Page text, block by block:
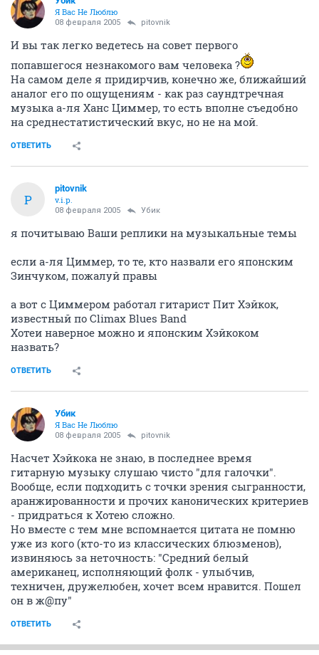
Я Вас Не Люблю
08 февраля 2005 pitovnik
И вы так легко ведетесь на совет первого
попавшегося незнакомого вам человека ?
На самом деле я придирчив, конечно же, ближайший
аналог его по ощущениям - как раз саундтречная
музыка а-ля Ханс Циммер, то есть вполне съедобно
на среднестатистический вкус, но не на мой.
ОТВЕТИТЬ
P
pitovnik
v.i.p.
08 февраля 2005 Убик
я почитываю Ваши реплики на музыкальные темы
если а-ля Циммер, то те, кто назвали его японским
Зинчуком, пожалуй правы
а вот с Циммером работал гитарист Пит Хэйкок,
известный по Climax Blues Band
Хотеи наверное можно и японским Хэйкоком
назвать?
ОТВЕТИТЬ
Убик
Я Вас Не Люблю
08 февраля 2005 pitovnik
Насчет Хэйкока не знаю, в последнее время
гитарную музыку слушаю чисто "для галочки".
Вообще, если подходить с точки зрения сыгранности,
аранжированности и прочих канонических критериев
- придраться к Хотею сложно.
Но вместе с тем мне вспомнается цитата не помню
уже из кого (кто-то из классических блюзменов),
извиняюсь за неточность: "Средний белый
американец, исполняющий фолк - улыбчив,
техничен, дружелюбен, хочет всем нравится. Пошел
он в ж@пу"
ОТВЕТИТЬ